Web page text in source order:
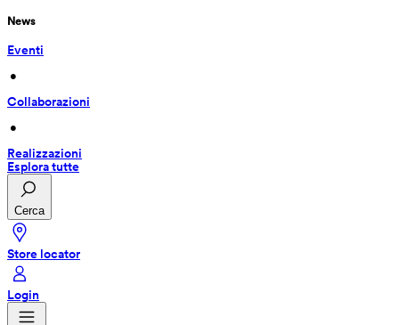
News
Eventi
•
Collaborazioni
•
Realizzazioni
Esplora tutte
Cerca
Store locator
Login